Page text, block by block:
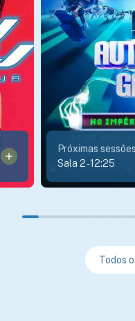
Próximas sessões
Sala 2-12:25
Todos